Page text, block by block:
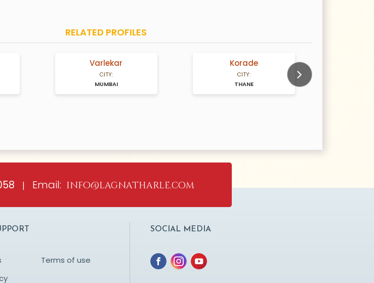
RELATED PROFILES
N/A Years oldVarlekar
CITY:
MUMBAI
N/A Years oldKorade
CITY:
THANE
Next
| Email: info@lagnatharle.com
Terms of use
SOCIAL MEDIA